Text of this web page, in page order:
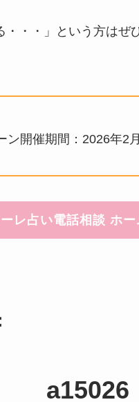
・・・」という方は
ン開催期間：2026年2
レ占い電話相談 ホ
a15026